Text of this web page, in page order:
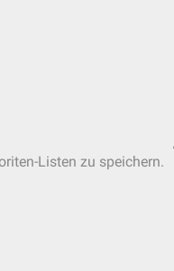
Listen zu speichern.